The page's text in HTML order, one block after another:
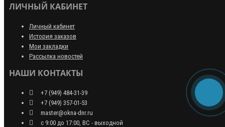
ЛИЧНЫЙ КАБИНЕТ
Личный кабинет
История заказов
Мои закладки
Рассылка новостей
НАШИ КОНТАКТЫ
+7 (949) 484-31-39
+7 (949) 357-01-53
master@okna-dnr.ru
с 9:00 до 17:00, ВС - выходной